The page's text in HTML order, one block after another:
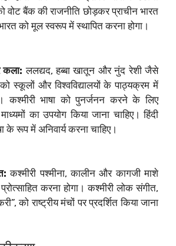
वोट बैंक की राजनीति छोड़कर प्राचीन भारत
को मूल स्वरूप में स्थापित करना होगा।
कला:ललद्यद, हब्बा खातून और नुंद रेशी जैसे
स्कूलों और विश्वविद्यालयों के पाठ्यक्रम में
कश्मीरी भाषा को पुनर्जनन करने के लिए
का उपयोग किया जाना चाहिए। हिंदी
के रूप में अनिवार्य करना चाहिए।
कश्मीरी पश्मीना, कालीन और कागजी माशे
करना होगा। कश्मीरी लोक संगीत,
को राष्ट्रीय मंचों पर प्रदर्शित किया जाना